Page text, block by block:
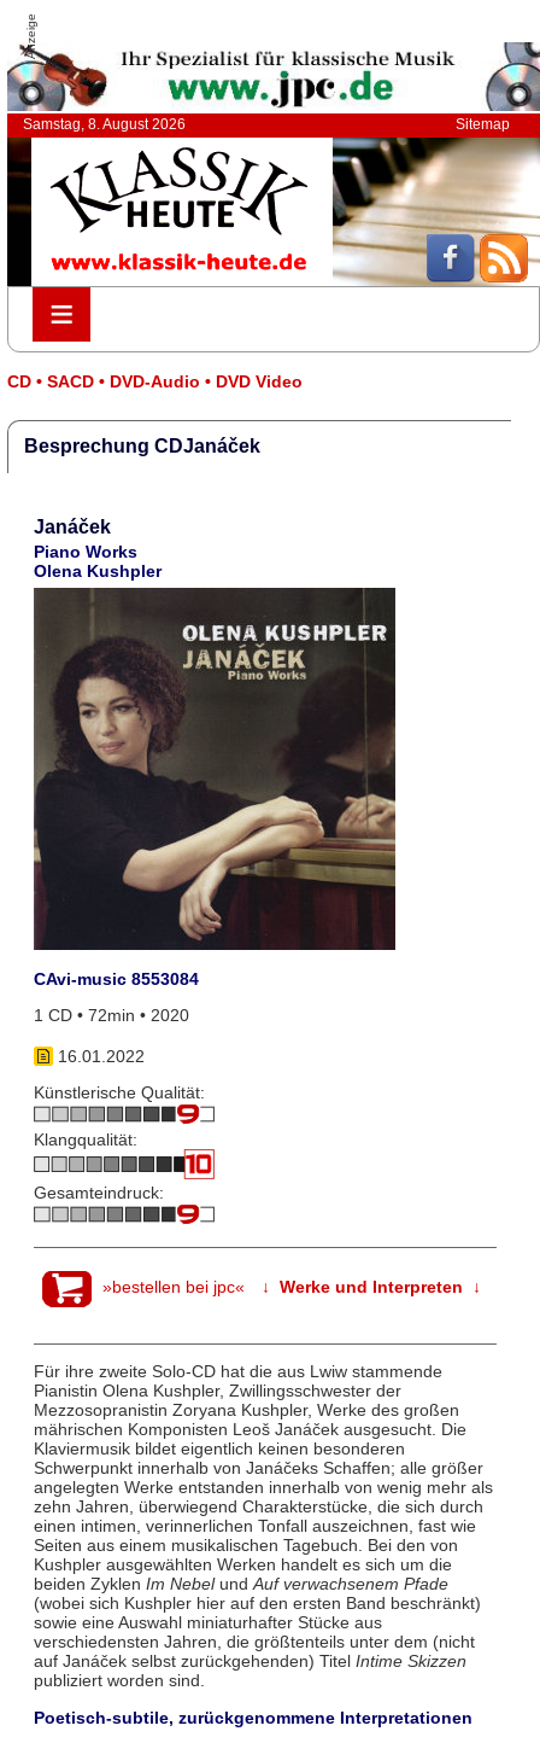
Anzeige
Samstag, 8. August 2026 Sitemap
≡
≡
CD • SACD • DVD-Audio • DVD Video
Besprechung CDJanáček
Janáček
Piano Works
Olena Kushpler
CAvi-music 8553084
1 CD • 72min • 2020
16.01.2022
Künstlerische Qualität:
Klangqualität:
Gesamteindruck:
»bestellen bei jpc« ↓ Werke und Interpreten ↓
Für ihre zweite Solo-CD hat die aus Lwiw stammende
Pianistin Olena Kushpler, Zwillingsschwester der
Mezzosopranistin Zoryana Kushpler, Werke des großen
mährischen Komponisten Leoš Janáček ausgesucht. Die
Klaviermusik bildet eigentlich keinen besonderen
Schwerpunkt innerhalb von Janáčeks Schaffen; alle größer
angelegten Werke entstanden innerhalb von wenig mehr als
zehn Jahren, überwiegend Charakterstücke, die sich durch
einen intimen, verinnerlichen Tonfall auszeichnen, fast wie
Seiten aus einem musikalischen Tagebuch. Bei den von
Kushpler ausgewählten Werken handelt es sich um die
beiden Zyklen Im NebelundAuf verwachsenem Pfade
(wobei sich Kushpler hier auf den ersten Band beschränkt)
sowie eine Auswahl miniaturhafter Stücke aus
verschiedensten Jahren, die größtenteils unter dem (nicht
auf Janáček selbst zurückgehenden) Titel Intime Skizzen
publiziert worden sind.
Poetisch-subtile, zurückgenommene Interpretationen